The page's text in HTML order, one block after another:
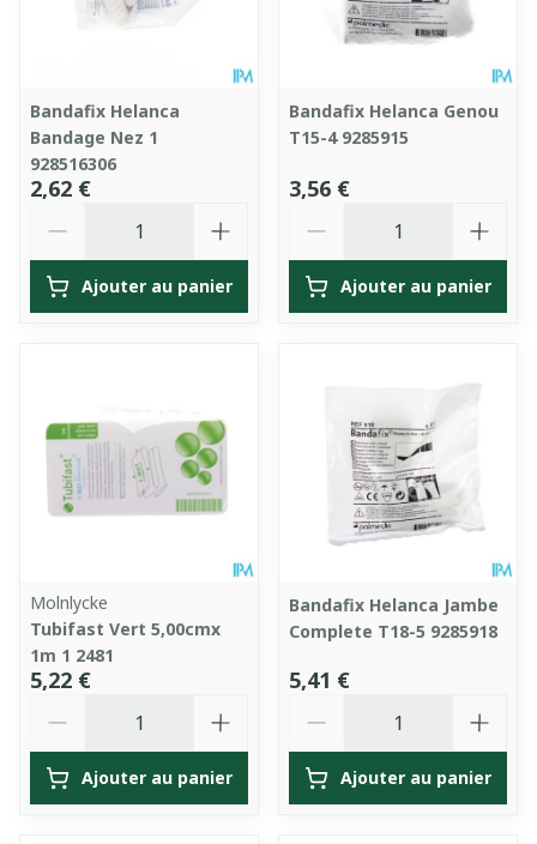
Bandafix Helanca
Bandage Nez 1
928516306
2,62 €
Ajouter au panier
Bandafix Helanca Genou
T15-4 9285915
3,56 €
Ajouter au panier
Molnlycke
Tubifast Vert 5,00cmx
1m 1 2481
5,22 €
Ajouter au panier
Bandafix Helanca Jambe
Complete T18-5 9285918
5,41 €
Ajouter au panier